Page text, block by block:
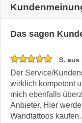
Das sagen
S. aus
Der Service/
wirklich kompetent
mich ebenfalls
Anbieter. Hier
Wandtattoos kaufen.